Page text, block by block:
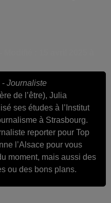
- Journaliste
de l’être), Julia
ses études à l’Institut
à Strasbourg.
reporter pour Top
l’Alsace pour vous
moment, mais aussi des
ou des bons plans.